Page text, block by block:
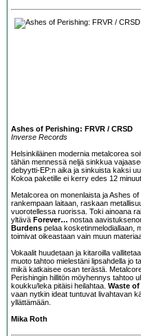
Ashes of Perishing: FRVR / CRSD
Inverse Records
Helsinkiläinen modernia metalcorea
tähän mennessä neljä sinkkua
debyytti-EP:n aika ja sinkuista kaksi
Kokoa paketille ei kerry edes 12
Metalcorea on monenlaista ja Ashes
rankempaan laitaan, raskaan
vuorotellessa ruorissa. Toki ainoana
yltävä Forever… nostaa
Burdens pelaa kosketinmelodiallaan,
toimivat oikeastaan vain muun
Vokaalit huudetaan ja kitaroilla
muoto tahtoo mielestäni lipsahdella jo
mikä katkaisee osan terästä.
Perishingin hillitön möyhennys tahtoo
koukku/leka pitäisi heilahtaa. Waste
vaan nytkin ideat tuntuvat livahtavan
yllättämään.
Mika Roth